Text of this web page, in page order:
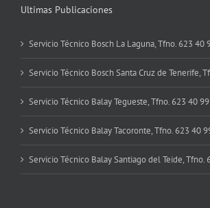
Ultimas Publicaciones
Servicio Técnico Bosch La Laguna, Tfno. 623 40
Servicio Técnico Bosch Santa Cruz de Tenerife,
Servicio Técnico Balay Tegueste, Tfno. 623 40
Servicio Técnico Balay Tacoronte, Tfno. 623 40
Servicio Técnico Balay Santiago del Teide, Tfno.